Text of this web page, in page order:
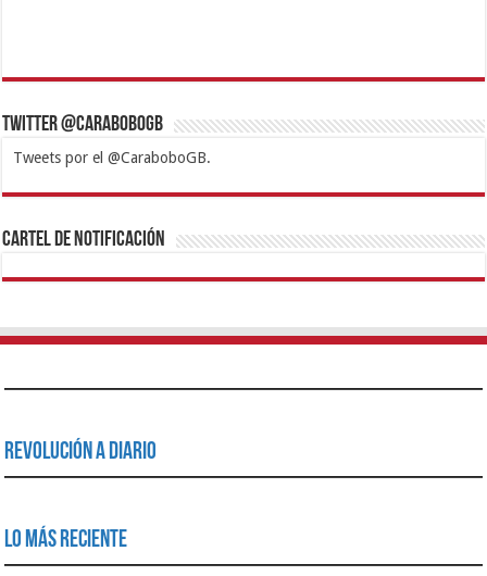
Twitter @CaraboboGB
Tweets por el @CaraboboGB.
1xbetBetturkeyBetistKralbetSupertotobetTipobetMatadorbetMariobet
https://mvbcasino.com/
Cartel de Notificación
Revolución a Diario
Lo Más Reciente